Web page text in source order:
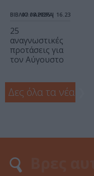
ΒΙΒΛΙΟ / ΑΡΘΡΑ
07.08.2026 | 16.23
25
αναγνωστικές
προτάσεις για
τον Αύγουστο
Δες όλα τα νέα